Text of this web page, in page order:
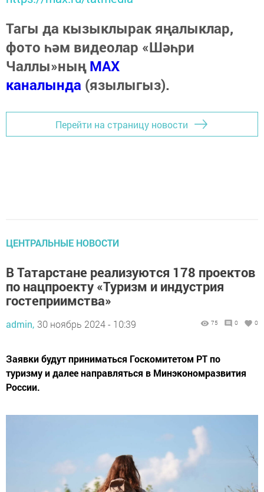
Тагы да кызыклырак яңалыклар,
фото һәм видеолар «Шәһри
Чаллы»ныңMAX
каналында (язылыгыз).
Перейти на страницу новости
ЦЕНТРАЛЬНЫЕ НОВОСТИ
В Татарстане реализуются 178 проектов
по нацпроекту «Туризм и индустрия
гостеприимства»
admin, 30 ноябрь 2024 - 10:39 75 0 0
Заявки будут приниматься Госкомитетом РТ по
туризму и далее направляться в Минэкономразвития
России.